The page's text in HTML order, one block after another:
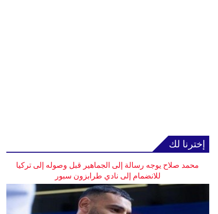
إخترنا لك
محمد صلاح يوجه رسالة إلى الجماهير قبل وصوله إلى تركيا
للانضمام إلى نادي طرابزون سبور